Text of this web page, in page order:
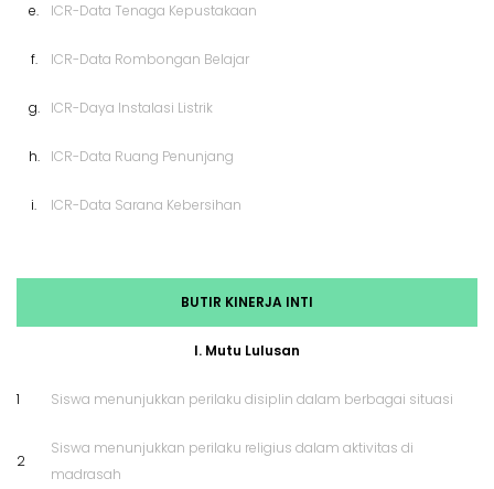
e. ICR-Data Tenaga Kepustakaan
f. ICR-Data Rombongan Belajar
g. ICR-Daya Instalasi Listrik
h. ICR-Data Ruang Penunjang
i. ICR-Data Sarana Kebersihan
BUTIR KINERJA INTI
I. Mutu Lulusan
1 Siswa menunjukkan perilaku disiplin dalam berbagai situasi
2
Siswa menunjukkan perilaku religius dalam aktivitas di
madrasah